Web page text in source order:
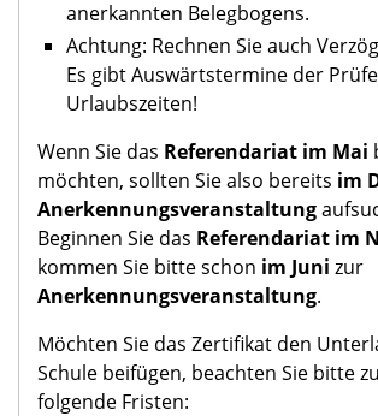
anerkannten Belegbogens.
Achtung: Rechnen Sie auch
Es gibt Auswärtstermine der
Urlaubszeiten!
Wenn Sie das Referendariat im Mai
möchten, sollten Sie also bereits im
Anerkennungsveranstaltung
Beginnen Sie das Referendariat im
kommen Sie bitte schon im Juni zur
Anerkennungsveranstaltung.
Möchten Sie das Zertifikat den
Schule beifügen, beachten Sie bitte
folgende Fristen: